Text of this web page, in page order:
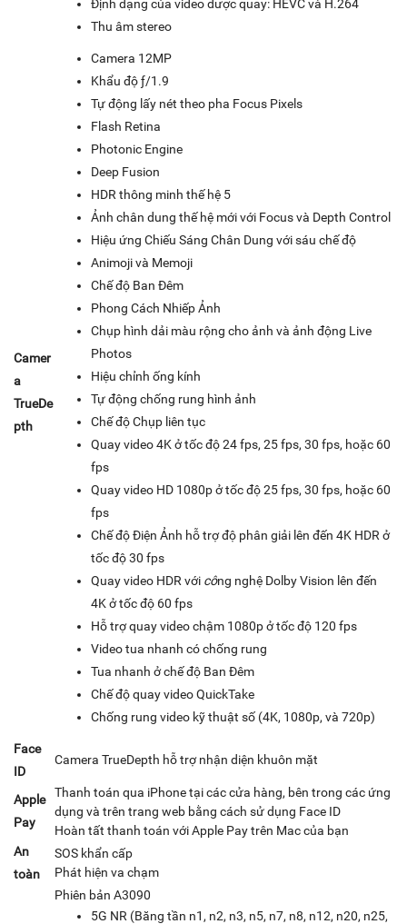
Định dạng của video được quay: HEVC và H.264
Thu âm stereo
Camer
a
TrueDe
pth
Camera 12MP
Khẩu độ ƒ/1.9
Tự động lấy nét theo pha Focus Pixels
Flash Retina
Photonic Engine
Deep Fusion
HDR thông minh thế hệ 5
Ảnh chân dung thế hệ mới với Focus và Depth Control
Hiệu ứng Chiếu Sáng Chân Dung với sáu chế độ
Animoji và Memoji
Chế độ Ban Đêm
Phong Cách Nhiếp Ảnh
Chụp hình dải màu rộng cho ảnh và ảnh động Live
Photos
Hiệu chỉnh ống kính
Tự động chống rung hình ảnh
Chế độ Chụp liên tục
Quay video 4K ở tốc độ 24 fps, 25 fps, 30 fps, hoặc 60
fps
Quay video HD 1080p ở tốc độ 25 fps, 30 fps, hoặc 60
fps
Chế độ Điện Ảnh hỗ trợ độ phân giải lên đến 4K HDR ở
tốc độ 30 fps
Quay video HDR với công nghệ Dolby Vision lên đến
4K ở tốc độ 60 fps
Hỗ trợ quay video chậm 1080p ở tốc độ 120 fps
Video tua nhanh có chống rung
Tua nhanh ở chế độ Ban Đêm
Chế độ quay video QuickTake
Chống rung video kỹ thuật số (4K, 1080p, và 720p)
Face
ID
Camera TrueDepth hỗ trợ nhận diện khuôn mặt
Apple
Pay
Thanh toán qua iPhone tại các cửa hàng, bên trong các ứng
dụng và trên trang web bằng cách sử dụng Face ID
Hoàn tất thanh toán với Apple Pay trên Mac của bạn
An
toàn
SOS khẩn cấp
Phát hiện va chạm
Phiên bản A3090
5G NR (Băng tần n1, n2, n3, n5, n7, n8, n12, n20, n25,